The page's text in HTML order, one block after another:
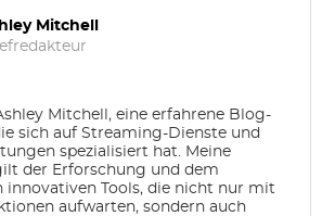
Mitchell
Mitchell, eine erfahrene Blog-
sich auf Streaming-Dienste und
spezialisiert hat. Meine
der Erforschung und dem
innovativen Tools, die nicht nur mit
aufwarten, sondern auch